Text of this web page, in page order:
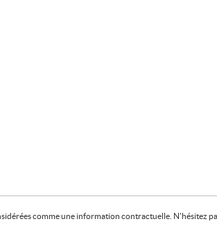
comme une information contractuelle. N'hésitez